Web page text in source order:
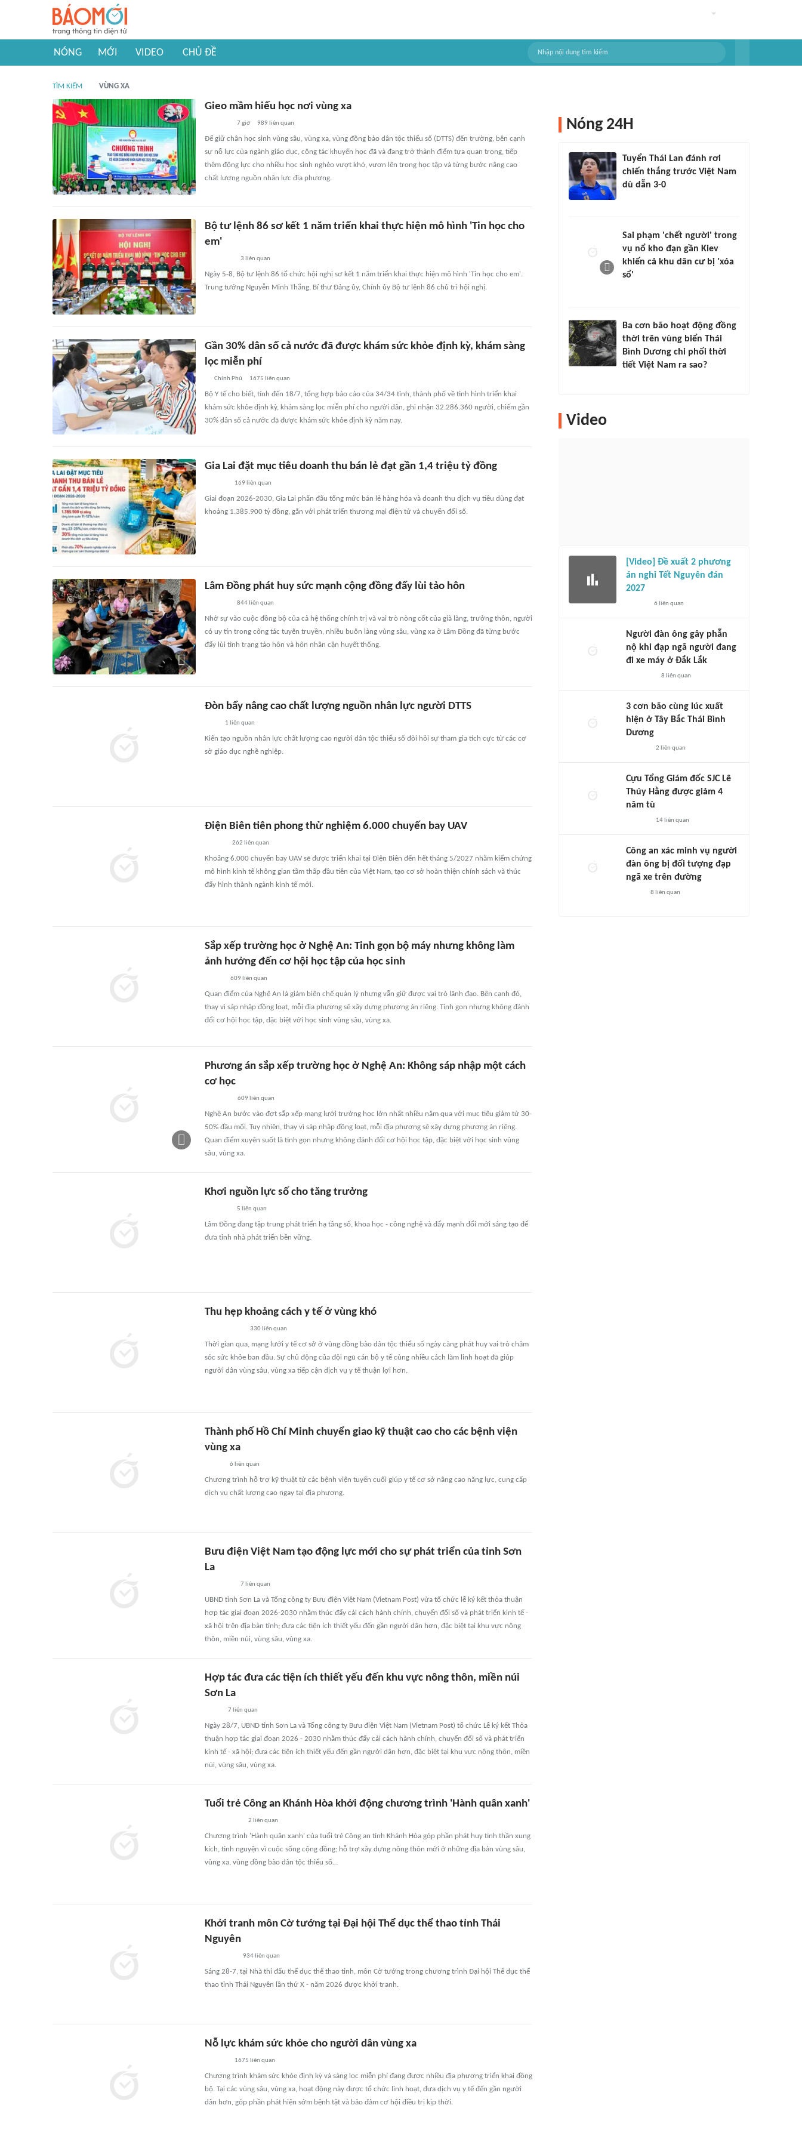
NÓNG MỚI VIDEO CHỦ ĐỀ
TÌM KIẾM VÙNG XA
Gieo mầm hiếu học nơi vùng xa
7 giờ 989 liên quan
Để giữ chân học sinh vùng sâu, vùng xa, vùng đồng bào dân tộc thiểu số (DTTS) đến trường, bên cạnh
sự nỗ lực của ngành giáo dục, công tác khuyến học đã và đang trở thành điểm tựa quan trọng, tiếp
thêm động lực cho nhiều học sinh nghèo vượt khó, vươn lên trong học tập và từng bước nâng cao
chất lượng nguồn nhân lực địa phương.
Bộ tư lệnh 86 sơ kết 1 năm triển khai thực hiện mô hình 'Tin học cho
em'
3 liên quan
Ngày 5-8, Bộ tư lệnh 86 tổ chức hội nghị sơ kết 1 năm triển khai thực hiện mô hình 'Tin học cho em'.
Trung tướng Nguyễn Minh Thắng, Bí thư Đảng ủy, Chính ủy Bộ tư lệnh 86 chủ trì hội nghị.
Gần 30% dân số cả nước đã được khám sức khỏe định kỳ, khám sàng
lọc miễn phí
Chính Phủ 1675 liên quan
Bộ Y tế cho biết, tính đến 18/7, tổng hợp báo cáo của 34/34 tỉnh, thành phố về tình hình triển khai
khám sức khỏe định kỳ, khám sàng lọc miễn phí cho người dân, ghi nhận 32.286.360 người, chiếm gần
30% dân số cả nước đã được khám sức khỏe định kỳ năm nay.
Gia Lai đặt mục tiêu doanh thu bán lẻ đạt gần 1,4 triệu tỷ đồng
169 liên quan
Giai đoạn 2026-2030, Gia Lai phấn đấu tổng mức bán lẻ hàng hóa và doanh thu dịch vụ tiêu dùng đạt
khoảng 1.385.900 tỷ đồng, gắn với phát triển thương mại điện tử và chuyển đổi số.
Lâm Đồng phát huy sức mạnh cộng đồng đẩy lùi tảo hôn
844 liên quan
Nhờ sự vào cuộc đồng bộ của cả hệ thống chính trị và vai trò nòng cốt của già làng, trưởng thôn, người
có uy tín trong công tác tuyên truyền, nhiều buôn làng vùng sâu, vùng xa ở Lâm Đồng đã từng bước
đẩy lùi tình trạng tảo hôn và hôn nhân cận huyết thống.
Đòn bẩy nâng cao chất lượng nguồn nhân lực người DTTS
1 liên quan
Kiến tạo nguồn nhân lực chất lượng cao người dân tộc thiểu số đòi hỏi sự tham gia tích cực từ các cơ
sở giáo dục nghề nghiệp.
Điện Biên tiên phong thử nghiệm 6.000 chuyến bay UAV
262 liên quan
Khoảng 6.000 chuyến bay UAV sẽ được triển khai tại Điện Biên đến hết tháng 5/2027 nhằm kiểm chứng
mô hình kinh tế không gian tầm thấp đầu tiên của Việt Nam, tạo cơ sở hoàn thiện chính sách và thúc
đẩy hình thành ngành kinh tế mới.
Sắp xếp trường học ở Nghệ An: Tinh gọn bộ máy nhưng không làm
ảnh hưởng đến cơ hội học tập của học sinh
609 liên quan
Quan điểm của Nghệ An là giảm biên chế quản lý nhưng vẫn giữ được vai trò lãnh đạo. Bên cạnh đó,
thay vì sáp nhập đồng loạt, mỗi địa phương sẽ xây dựng phương án riêng. Tinh gọn nhưng không đánh
đổi cơ hội học tập, đặc biệt với học sinh vùng sâu, vùng xa.
Phương án sắp xếp trường học ở Nghệ An: Không sáp nhập một cách
cơ học
609 liên quan
Nghệ An bước vào đợt sắp xếp mạng lưới trường học lớn nhất nhiều năm qua với mục tiêu giảm từ 30-
50% đầu mối. Tuy nhiên, thay vì sáp nhập đồng loạt, mỗi địa phương sẽ xây dựng phương án riêng.
Quan điểm xuyên suốt là tinh gọn nhưng không đánh đổi cơ hội học tập, đặc biệt với học sinh vùng
sâu, vùng xa.
Khơi nguồn lực số cho tăng trưởng
5 liên quan
Lâm Đồng đang tập trung phát triển hạ tầng số, khoa học - công nghệ và đẩy mạnh đổi mới sáng tạo để
đưa tỉnh nhà phát triển bền vững.
Thu hẹp khoảng cách y tế ở vùng khó
330 liên quan
Thời gian qua, mạng lưới y tế cơ sở ở vùng đồng bào dân tộc thiểu số ngày càng phát huy vai trò chăm
sóc sức khỏe ban đầu. Sự chủ động của đội ngũ cán bộ y tế cùng nhiều cách làm linh hoạt đã giúp
người dân vùng sâu, vùng xa tiếp cận dịch vụ y tế thuận lợi hơn.
Thành phố Hồ Chí Minh chuyển giao kỹ thuật cao cho các bệnh viện
vùng xa
6 liên quan
Chương trình hỗ trợ kỹ thuật từ các bệnh viện tuyến cuối giúp y tế cơ sở nâng cao năng lực, cung cấp
dịch vụ chất lượng cao ngay tại địa phương.
Bưu điện Việt Nam tạo động lực mới cho sự phát triển của tỉnh Sơn
La
7 liên quan
UBND tỉnh Sơn La và Tổng công ty Bưu điện Việt Nam (Vietnam Post) vừa tổ chức lễ ký kết thỏa thuận
hợp tác giai đoạn 2026-2030 nhằm thúc đẩy cải cách hành chính, chuyển đổi số và phát triển kinh tế -
xã hội trên địa bàn tỉnh; đưa các tiện ích thiết yếu đến gần người dân hơn, đặc biệt tại khu vực nông
thôn, miền núi, vùng sâu, vùng xa.
Hợp tác đưa các tiện ích thiết yếu đến khu vực nông thôn, miền núi
Sơn La
7 liên quan
Ngày 28/7, UBND tỉnh Sơn La và Tổng công ty Bưu điện Việt Nam (Vietnam Post) tổ chức Lễ ký kết Thỏa
thuận hợp tác giai đoạn 2026 - 2030 nhằm thúc đẩy cải cách hành chính, chuyển đổi số và phát triển
kinh tế - xã hội; đưa các tiện ích thiết yếu đến gần người dân hơn, đặc biệt tại khu vực nông thôn, miền
núi, vùng sâu, vùng xa.
Tuổi trẻ Công an Khánh Hòa khởi động chương trình 'Hành quân xanh'
2 liên quan
Chương trình 'Hành quân xanh' của tuổi trẻ Công an tỉnh Khánh Hòa góp phần phát huy tinh thần xung
kích, tình nguyện vì cuộc sống cộng đồng; hỗ trợ xây dựng nông thôn mới ở những địa bàn vùng sâu,
vùng xa, vùng đồng bào dân tộc thiểu số…
Khởi tranh môn Cờ tướng tại Đại hội Thể dục thể thao tỉnh Thái
Nguyên
934liên quan
Sáng 28-7, tại Nhà thi đấu thể dục thể thao tỉnh, môn Cờ tướng trong chương trình Đại hội Thể dục thể
thao tỉnh Thái Nguyên lần thứ X - năm 2026 được khởi tranh.
Nỗ lực khám sức khỏe cho người dân vùng xa
1675 liên quan
Chương trình khám sức khỏe định kỳ và sàng lọc miễn phí đang được nhiều địa phương triển khai đồng
bộ. Tại các vùng sâu, vùng xa, hoạt động này được tổ chức linh hoạt, đưa dịch vụ y tế đến gần người
dân hơn, góp phần phát hiện sớm bệnh tật và bảo đảm cơ hội điều trị kịp thời.
Nóng 24H
Tuyển Thái Lan đánh rơi
chiến thắng trước Việt Nam
dù dẫn 3-0
Sai phạm 'chết người' trong
vụ nổ kho đạn gần Kiev
khiến cả khu dân cư bị 'xóa
sổ'
Ba cơn bão hoạt động đồng
thời trên vùng biển Thái
Bình Dương chi phối thời
tiết Việt Nam ra sao?
Video
[Video] Đề xuất 2 phương
án nghỉ Tết Nguyên đán
2027
6 liên quan
Người đàn ông gây phẫn
nộ khi đạp ngã người đang
đi xe máy ở Đắk Lắk
8 liên quan
3 cơn bão cùng lúc xuất
hiện ở Tây Bắc Thái Bình
Dương
2 liên quan
Cựu Tổng Giám đốc SJC Lê
Thúy Hằng được giảm 4
năm tù
14 liên quan
Công an xác minh vụ người
đàn ông bị đối tượng đạp
ngã xe trên đường
8 liên quan